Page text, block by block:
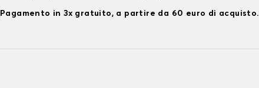
Pagamento in 3x gratuito, a partire da 60 euro di acquisto.